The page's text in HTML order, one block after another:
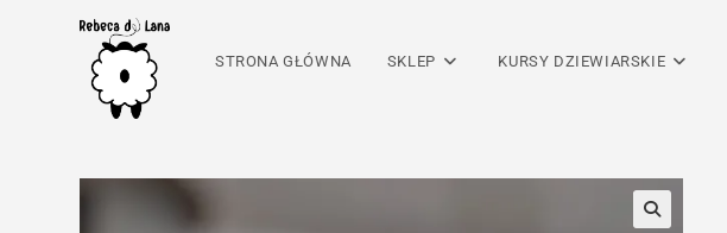
STRONA GŁÓWNA SKLEP KURSY DZIEWIARSKIE